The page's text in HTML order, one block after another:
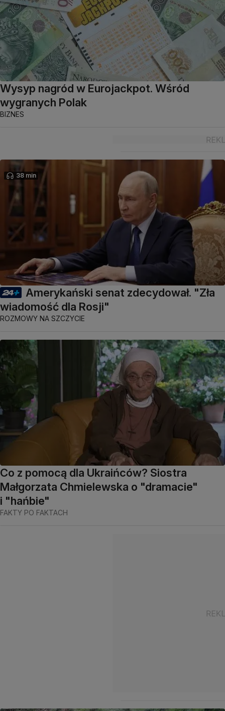
Wysyp nagród w Eurojackpot. Wśród
wygranych Polak
BIZNES
38 min
Amerykański senat zdecydował. "Zła
wiadomość dla Rosji"
ROZMOWY NA SZCZYCIE
Co z pomocą dla Ukraińców? Siostra
Małgorzata Chmielewska o "dramacie"
i "hańbie"
FAKTY PO FAKTACH